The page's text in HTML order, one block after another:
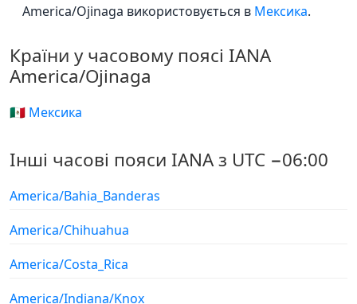
America/Ojinaga використовується в Мексика.
Країни у часовому поясі IANA
America/Ojinaga
🇲🇽 Мексика
Інші часові пояси IANA з UTC −06:00
America/Bahia_Banderas
America/Chihuahua
America/Costa_Rica
America/Indiana/Knox